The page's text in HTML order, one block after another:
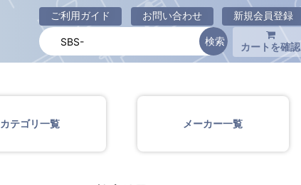
ご利用ガイド お問い合わせ 新規会員登録
カートを確認
商品一覧ページ
カテゴリ一覧 メーカー一覧